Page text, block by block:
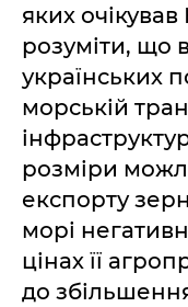
яких
розуміти, що
українських
морській
розміри
експорту
морі
цінах її
до